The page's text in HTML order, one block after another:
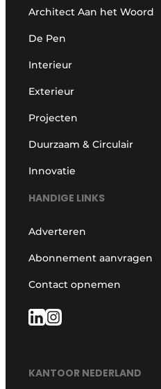
Architect Aan het Woord
De Pen
Interieur
Exterieur
Projecten
Duurzaam & Circulair
Innovatie
HANDIGE LINKS
Adverteren
Abonnement aanvragen
Contact opnemen
KANTOOR NEDERLAND